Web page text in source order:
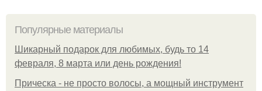
Популярные материалы
Шикарный подарок для любимых, будь то 14
февраля, 8 марта или день рождения!
Прическа - не просто волосы, а мощный инструмент